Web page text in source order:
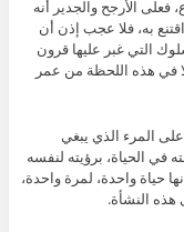
الأرجح والجدير أنه
به، فلا عجب إذن أن
التي غبر عليها قرون
في هذه اللحظة من عمر
المرء الذي يبغي
في الحياة، برؤيته لنفسه
حياة واحدة، لمرة واحدة،
هذه النشأة.